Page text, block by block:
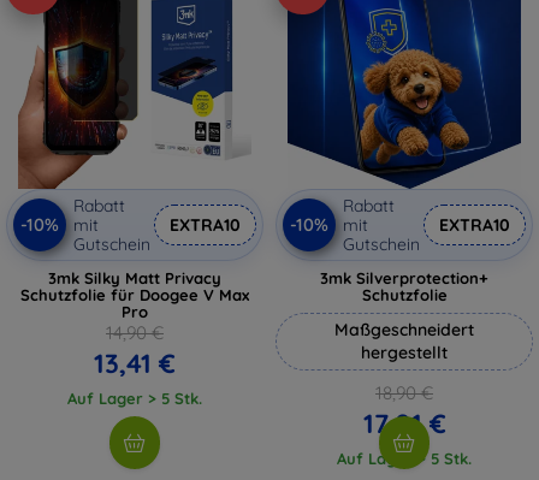
-10%
Rabatt
mit
Gutschein
EXTRA10
3mk Silky Matt Privacy
Schutzfolie für Doogee V Max
Pro
14,90 €
13,41 €
Auf Lager > 5 Stk.
-10%
Rabatt
mit
Gutschein
EXTRA10
3mk Silverprotection+
Schutzfolie
Maßgeschneidert
hergestellt
18,90 €
17,01 €
Auf Lager > 5 Stk.